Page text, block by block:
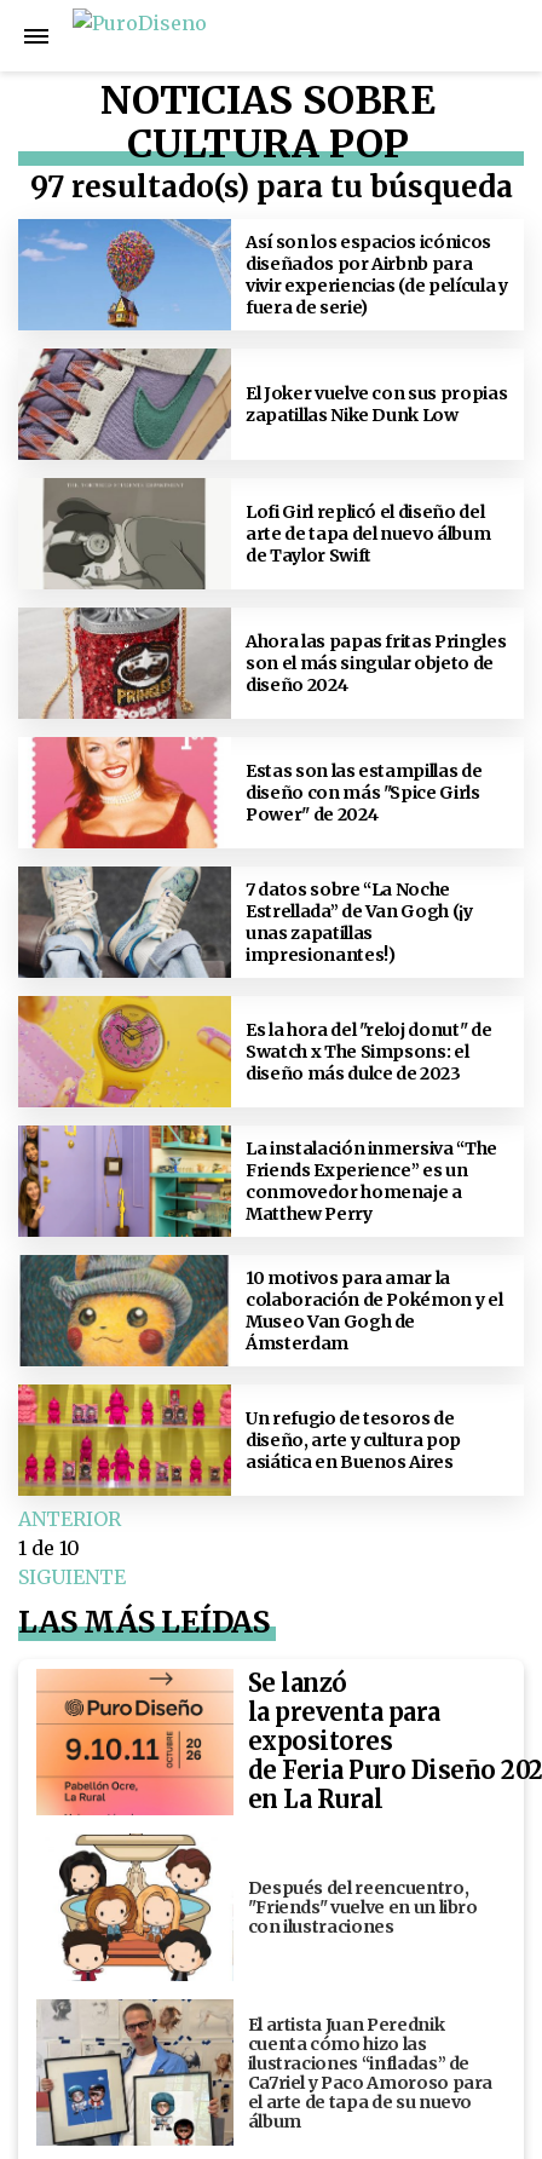
NOTICIAS SOBRE
CULTURA POP
97 resultado(s) para tu búsqueda
Así son los espacios icónicos
diseñados por Airbnb para
vivir experiencias (de película y
fuera de serie)
El Joker vuelve con sus propias
zapatillas Nike Dunk Low
Lofi Girl replicó el diseño del
arte de tapa del nuevo álbum
de Taylor Swift
Ahora las papas fritas Pringles
son el más singular objeto de
diseño 2024
Estas son las estampillas de
diseño con más "Spice Girls
Power" de 2024
7 datos sobre “La Noche
Estrellada” de Van Gogh (¡y
unas zapatillas
impresionantes!)
Es la hora del "reloj donut" de
Swatch x The Simpsons: el
diseño más dulce de 2023
La instalación inmersiva “The
Friends Experience” es un
conmovedor homenaje a
Matthew Perry
10 motivos para amar la
colaboración de Pokémon y el
Museo Van Gogh de
Ámsterdam
Un refugio de tesoros de
diseño, arte y cultura pop
asiática en Buenos Aires
ANTERIOR
1 de 10
SIGUIENTE
LAS MÁS LEÍDAS
Se lanzó
la preventa para
expositores
de Feria Puro Diseño
en La Rural
Después del reencuentro,
"Friends" vuelve en un libro
con ilustraciones
El artista Juan Perednik
cuenta cómo hizo las
ilustraciones “infladas” de
Ca7riel y Paco Amoroso para
el arte de tapa de su nuevo
álbum